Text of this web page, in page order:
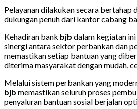
Pelayanan dilakukan secara bertahap
dukungan penuh dari kantor cabang
Kehadiran bank bjb dalam kegiatan
sinergi antara sektor perbankan dan
memastikan setiap bantuan yang
diterima masyarakat dengan mudah,
Melalui sistem perbankan yang
bjb memastikan seluruh proses
penyaluran bantuan sosial berjalan